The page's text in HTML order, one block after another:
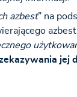
azbest” na
jej